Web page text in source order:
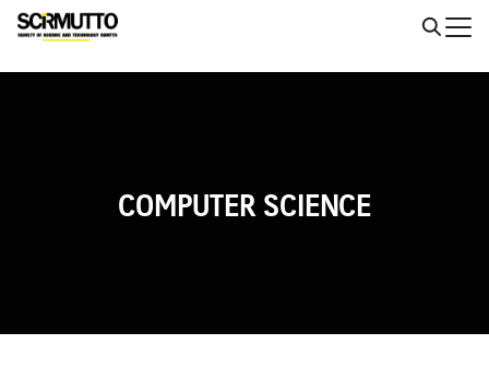
Skip
content
COMPUTER SCIENCE